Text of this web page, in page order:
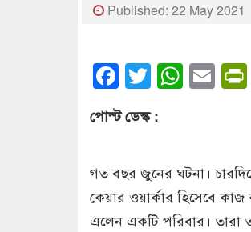
Published: 22 May 2021
Facebook
Twitter
পোস্ট ডেস্ক :
গত বছর জুনের ঘটনা।
কেয়ার ওয়ার্কার হিসেবে
এলেন একটি পরিবার। তারা